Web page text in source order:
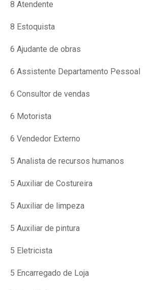
8 Atendente
8 Estoquista
6 Ajudante de obras
6 Assistente Departamento Pessoal
6 Consultor de vendas
6 Motorista
6 Vendedor Externo
5 Analista de recursos humanos
5 Auxiliar de Costureira
5 Auxiliar de limpeza
5 Auxiliar de pintura
5 Eletricista
5 Encarregado de Loja